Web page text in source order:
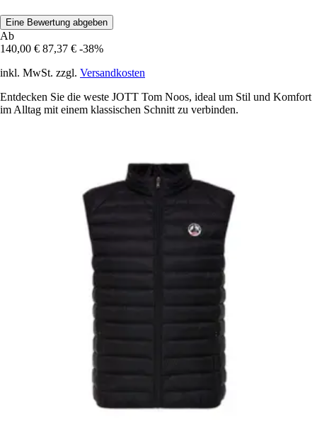
Eine Bewertung abgeben
Ab
140,00 € 87,37 € -38%
inkl. MwSt. zzgl. Versandkosten
Entdecken Sie die weste JOTT Tom Noos, ideal um Stil und Komfort
im Alltag mit einem klassischen Schnitt zu verbinden.